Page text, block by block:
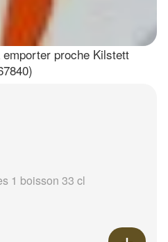
proche Kilstett
1 boisson 33 cl